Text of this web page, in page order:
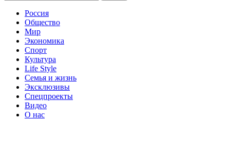
Россия
Общество
Мир
Экономика
Спорт
Культура
Life Style
Семья и жизнь
Эксклюзивы
Спецпроекты
Видео
О нас